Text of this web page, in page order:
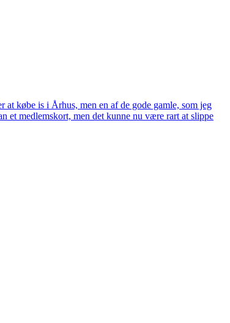
at købe is i Århus, men en af de gode gamle, som jeg
et medlemskort, men det kunne nu være rart at slippe